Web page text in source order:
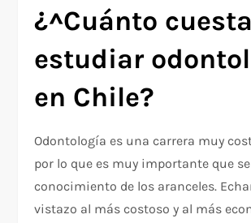
¿^Cuánto cuesta
estudiar
en Chile?
Odontología es una carrera muy
por lo que es muy importante que
conocimiento de los aranceles.
vistazo al más costoso y al más